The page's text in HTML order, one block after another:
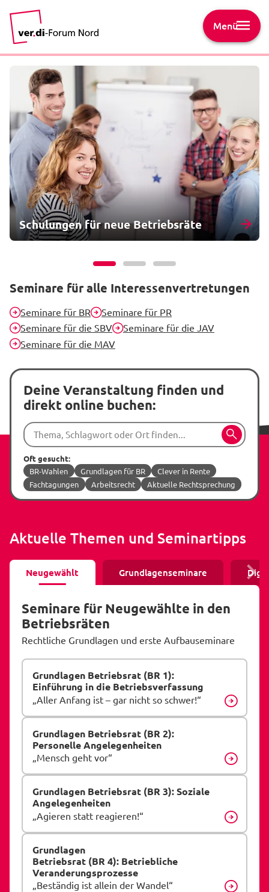
Menü
Schulungen für neue Betriebsräte
Seminare für alle Interessenvertretungen
Seminare für BR
Seminare für PR
Seminare für die SBV
Seminare für die JAV
Seminare für die MAV
Deine Veranstaltung finden und
direkt online buchen:
Suche:
Oft gesucht:
BR-Wahlen
Grundlagen für BR
Clever in Rente
Fachtagungen
Arbeitsrecht Aktuelle Rechtsprechung
Aktuelle Themen und Seminartipps
Neugewählt Grundlagenseminare
Seminare für Neugewählte in den
Betriebsräten
Rechtliche Grundlagen und erste Aufbauseminare
Grundlagen Betriebsrat (BR 1):
Einführung in die Betriebsverfassung
„Aller Anfang ist – gar nicht so schwer!“
Grundlagen Betriebsrat (BR 2):
Personelle Angelegenheiten
„Mensch geht vor“
Grundlagen Betriebsrat (BR 3): Soziale
Angelegenheiten
„Agieren statt reagieren!“
Grundlagen
Betriebsrat (BR 4): Betriebliche
Veranderungsprozesse
„Beständig ist allein der Wandel“